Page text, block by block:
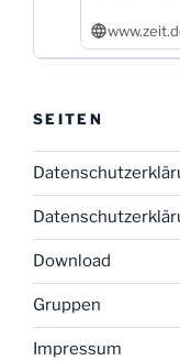
SEITEN
Download
Gruppen
Impressum